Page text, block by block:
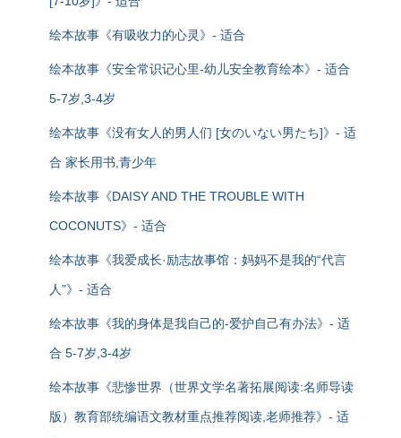
绘本故事《有吸收力的心灵》- 适合
绘本故事《安全常识记心里-幼儿安全教育绘本》- 适合
5-7岁,3-4岁
绘本故事《没有女人的男人们 [女のいない男たち]》- 适
合 家长用书,青少年
绘本故事《DAISY AND THE TROUBLE WITH
COCONUTS》- 适合
绘本故事《我爱成长·励志故事馆：妈妈不是我的“代言
人”》- 适合
绘本故事《我的身体是我自己的-爱护自己有办法》- 适
合 5-7岁,3-4岁
绘本故事《悲惨世界（世界文学名著拓展阅读:名师导读
版）教育部统编语文教材重点推荐阅读,老师推荐》- 适